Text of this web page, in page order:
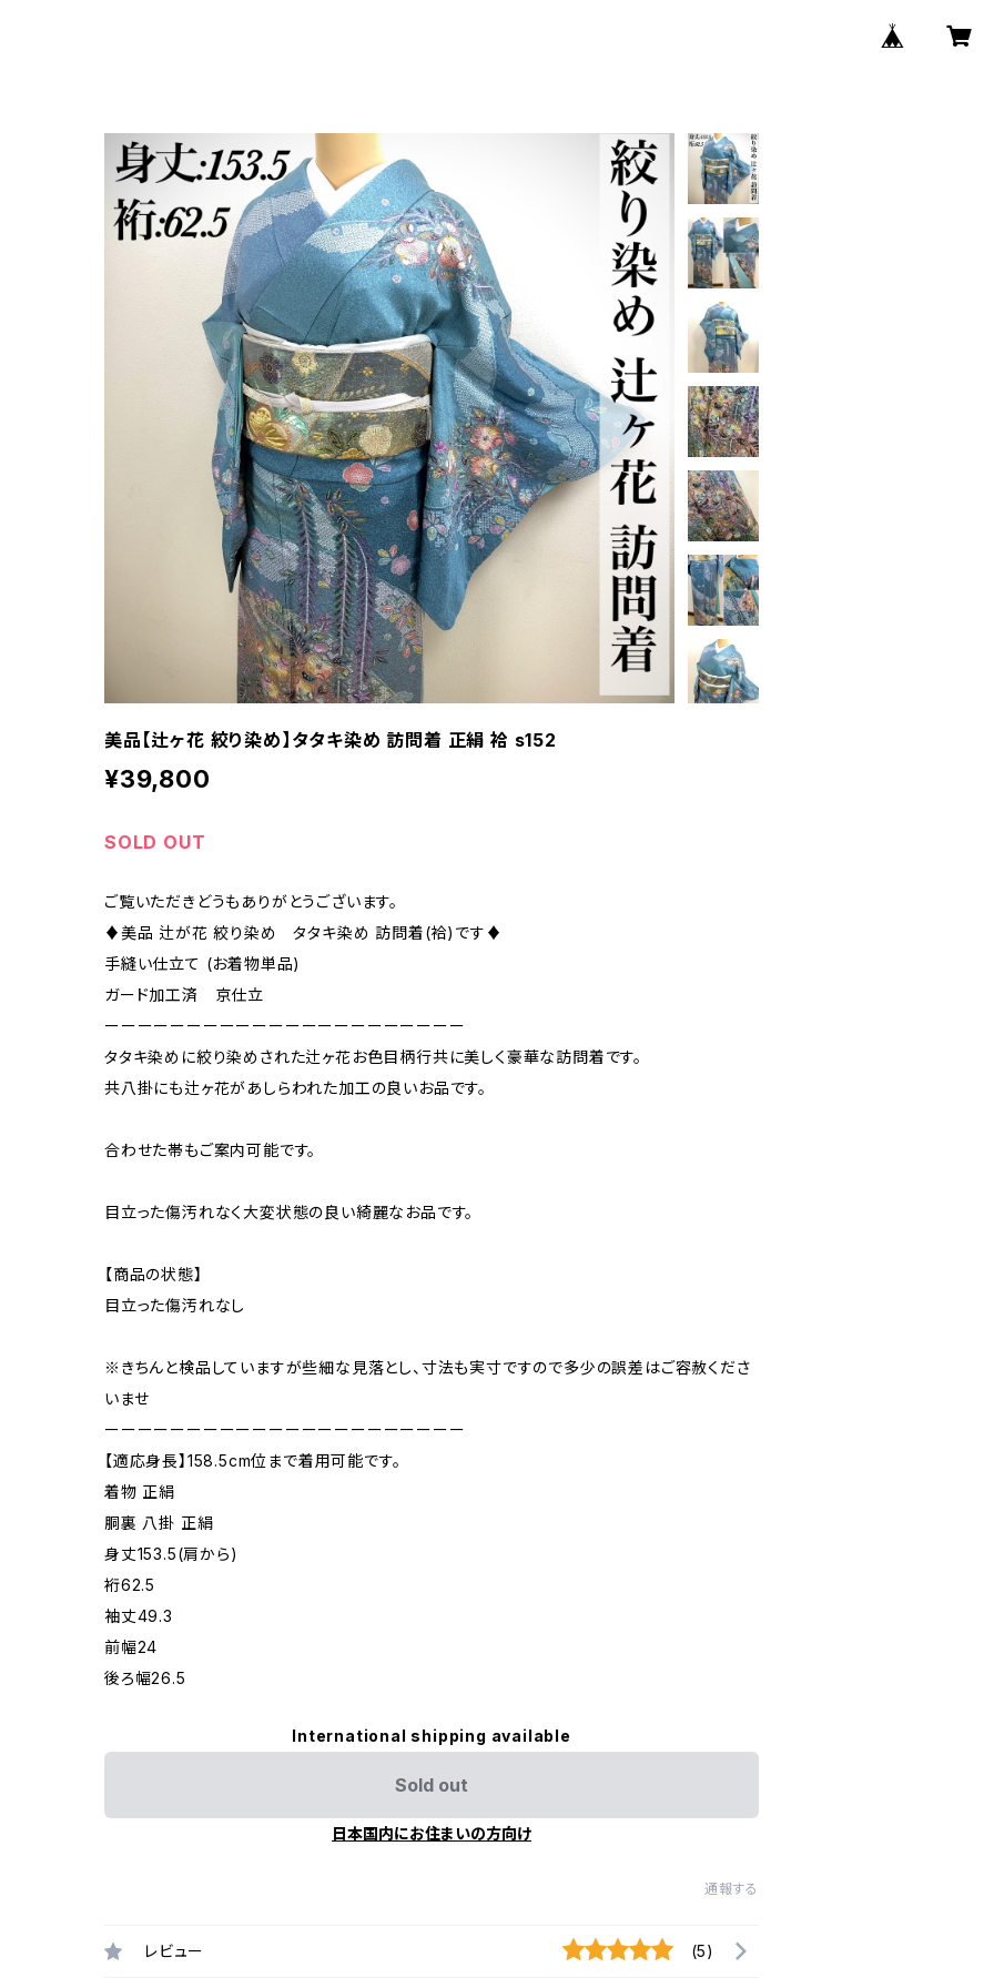
美品【辻ヶ花 絞り染め】タタキ染め 訪問着 正絹 袷 s152
¥39,800
SOLD OUT
ご覧いただきどうもありがとうございます。
♦︎美品 辻が花 絞り染め タタキ染め 訪問着(袷)です♦︎
手縫い仕立て (お着物単品)
ガード加工済 京仕立
ーーーーーーーーーーーーーーーーーーーーーー
タタキ染めに絞り染めされた辻ヶ花お色目柄行共に美しく豪華な訪問着です。
共八掛にも辻ヶ花があしらわれた加工の良いお品です。
合わせた帯もご案内可能です。
目立った傷汚れなく大変状態の良い綺麗なお品です。
【商品の状態】
目立った傷汚れなし
※きちんと検品していますが些細な見落とし、寸法も実寸ですので多少の誤差はご容赦くださ
いませ
ーーーーーーーーーーーーーーーーーーーーーー
【適応身長】158.5cm位まで着用可能です。
着物 正絹
胴裏 八掛 正絹
身丈153.5(肩から)
裄62.5
袖丈49.3
前幅24
後ろ幅26.5
International shipping available
Sold out
日本国内にお住まいの方向け
通報する
レビュー (5)